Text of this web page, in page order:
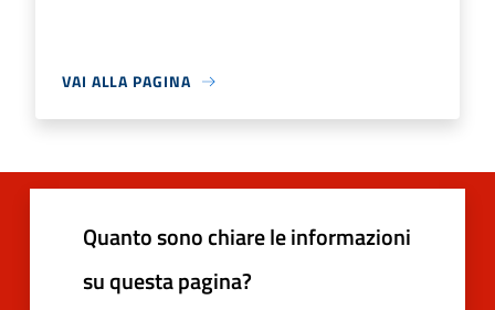
VAI ALLA PAGINA
Quanto sono chiare le informazioni
su questa pagina?